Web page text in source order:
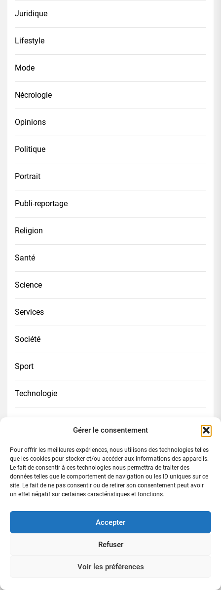
Gérer le consentement
Pour offrir les meilleures expériences, nous utilisons des technologies telles
que les cookies pour stocker et/ou accéder aux informations des appareils.
Le fait de consentir à ces technologies nous permettra de traiter des
données telles que le comportement de navigation ou les ID uniques sur ce
site. Le fait de ne pas consentir ou de retirer son consentement peut avoir
un effet négatif sur certaines caractéristiques et fonctions.
Accepter
Refuser
Voir les préférences
Juridique
Lifestyle
Mode
Nécrologie
Opinions
Politique
Portrait
Publi-reportage
Religion
Santé
Science
Services
Société
Sport
Technologie
Transport
Dernières publications
d’Ivoire à franchir le cap de la souveraineté
Folimontani 2026/Culture et excellence: Farakoro